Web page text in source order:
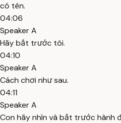
có tên.
04:06
Speaker A
Hãy bắt trước tôi.
04:10
Speaker A
Cách chơi như sau.
04:11
Speaker A
Con hãy nhìn và bắt trước hành